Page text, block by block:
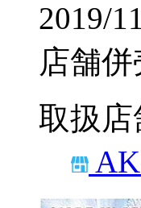
2019/
店舗
取扱店